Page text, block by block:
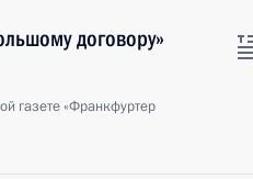
договору»
газете «Франкфуртер